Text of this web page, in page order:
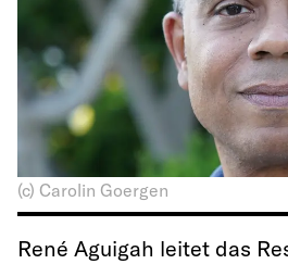
(c) Carolin Goergen
René Aguigah leitet das